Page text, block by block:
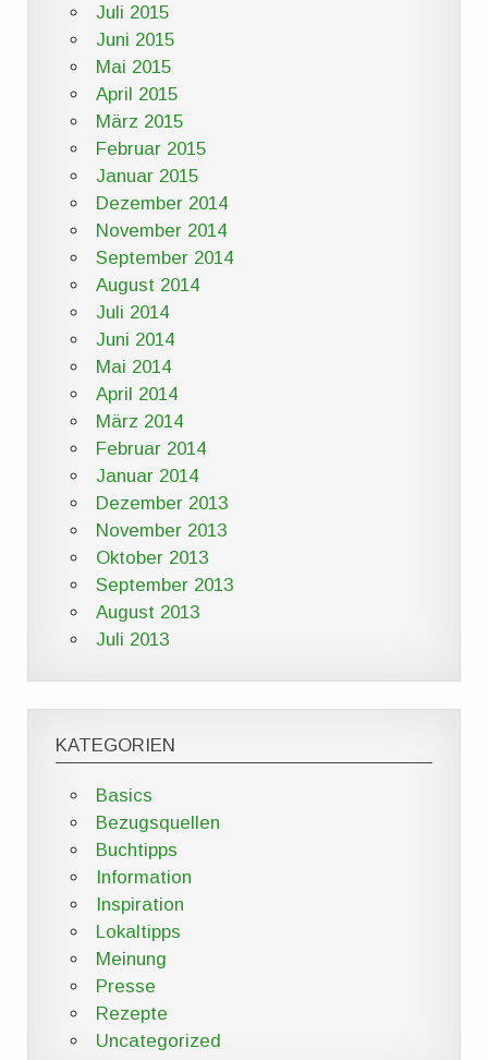
Juli 2015
Juni 2015
Mai 2015
April 2015
März 2015
Februar 2015
Januar 2015
Dezember 2014
November 2014
September 2014
August 2014
Juli 2014
Juni 2014
Mai 2014
April 2014
März 2014
Februar 2014
Januar 2014
Dezember 2013
November 2013
Oktober 2013
September 2013
August 2013
Juli 2013
KATEGORIEN
Basics
Bezugsquellen
Buchtipps
Information
Inspiration
Lokaltipps
Meinung
Presse
Rezepte
Uncategorized